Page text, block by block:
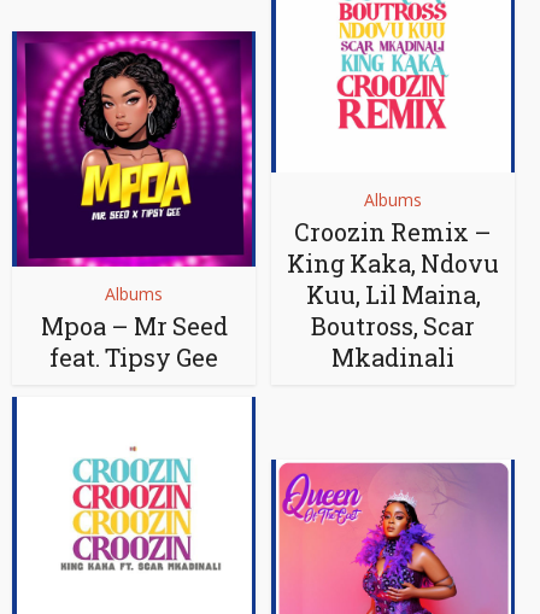
Albums
Mpoa – Mr Seed
feat. Tipsy Gee
Albums
Croozin Remix –
King Kaka, Ndovu
Kuu, Lil Maina,
Boutross, Scar
Mkadinali